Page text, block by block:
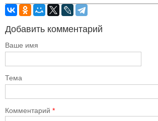
Добавить комментарий
Ваше имя
Тема
Комментарий *